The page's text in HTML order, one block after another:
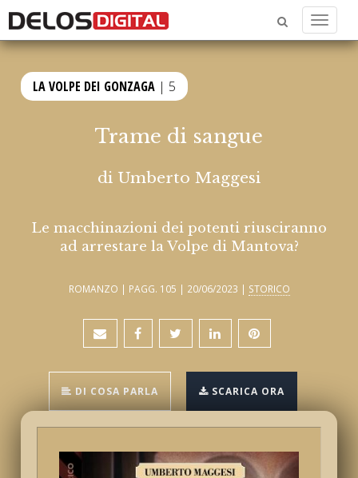
Menu
LA VOLPE DEI GONZAGA | 5
Trame di sangue
di Umberto Maggesi
Le macchinazioni dei potenti riusciranno
ad arrestare la Volpe di Mantova?
ROMANZO | PAGG. 105 | 20/06/2023 | STORICO
DI COSA PARLA SCARICA ORA